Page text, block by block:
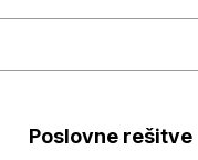
Poslovne rešitve